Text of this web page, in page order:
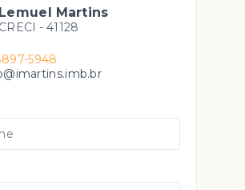
Lemuel Martins
CRECI -41128
5948